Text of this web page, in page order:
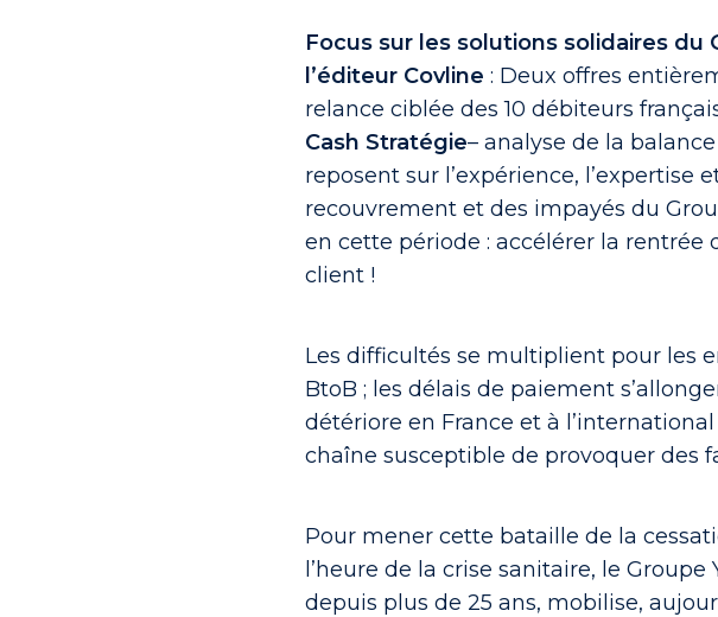
Focus sur les solutions solidaires du
l’éditeur Covline: Deux offres
relance ciblée des 10 débiteurs
Cash Stratégie– analyse de la
reposent sur l’expérience, l’expertise
recouvrement et des impayés du
en cette période : accélérer la rentrée
client !
Les difficultés se multiplient pour les
BtoB ; les délais de paiement
détériore en France et à
chaîne susceptible de provoquer des
Pour mener cette bataille de la
l’heure de la crise sanitaire, le
depuis plus de 25 ans, mobilise,